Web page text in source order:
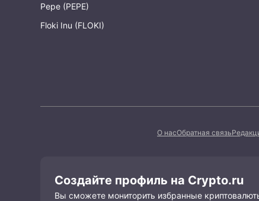
Pepe (PEPE)
Floki Inu (FLOKI)
О насОбратная связь
Создайте профиль на Crypto.ru
Вы сможете мониторить избранные